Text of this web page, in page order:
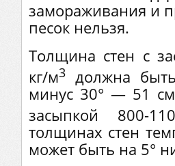
замораживания и
песок нельзя.
Толщина стен с
кг/м3 должна
минус 30° — 51
засыпкой 800-
толщинах стен
может быть на 5°